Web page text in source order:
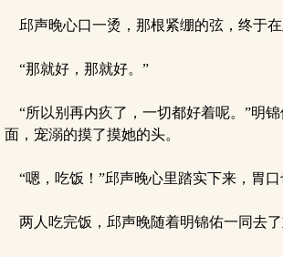
邱声晚心口一烫，那根紧绷的弦，终于在
“那就好，那就好。”
“所以别再内疚了，一切都好着呢。”明
面，宠溺的摸了摸她的头。
“嗯，吃饭！”邱声晚心里踏实下来，胃口
两人吃完饭，邱声晚随着明锦佑一同去了